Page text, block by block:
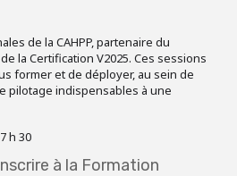
de la CAHPP, partenaire du
la Certification V2025. Ces sessions
former et de déployer, au sein de
pilotage indispensables à une
h 30
à la Formation